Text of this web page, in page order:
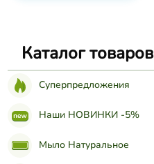
Каталог товаров
Суперпредложения
Наши НОВИНКИ -5%
Мыло Натуральное